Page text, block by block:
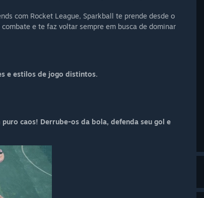
com Rocket League, Sparkball te prende desde o
e te faz voltar sempre em busca de dominar
e estilos de jogo distintos.
caos! Derrube-os da bola, defenda seu gol e